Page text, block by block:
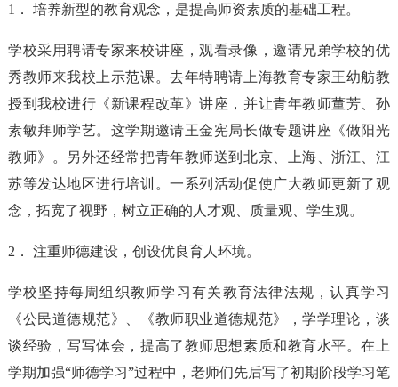
1． 培养新型的教育观念，是提高师资素质的基础工程。
学校采用聘请专家来校讲座，观看录像，邀请兄弟学校的优
秀教师来我校上示范课。去年特聘请上海教育专家王幼舫教
授到我校进行《新课程改革》讲座，并让青年教师董芳、孙
素敏拜师学艺。这学期邀请王金宪局长做专题讲座《做阳光
教师》。另外还经常把青年教师送到北京、上海、浙江、江
苏等发达地区进行培训。一系列活动促使广大教师更新了观
念，拓宽了视野，树立正确的人才观、质量观、学生观。
2． 注重师德建设，创设优良育人环境。
学校坚持每周组织教师学习有关教育法律法规，认真学习
《公民道德规范》、《教师职业道德规范》，学学理论，谈
谈经验，写写体会，提高了教师思想素质和教育水平。在上
学期加强“师德学习”过程中，老师们先后写了初期阶段学习笔